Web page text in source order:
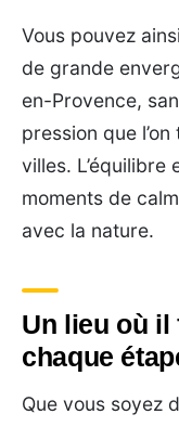
Vous pouvez
de grande
en-Provence,
pression que
villes.
moments de
avec la nature.
Un lieu où il
chaque
Que vous soyez